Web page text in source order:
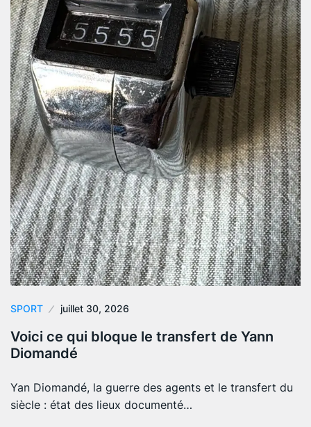
SPORT juillet 30, 2026
Voici ce qui bloque le transfert de Yann
Diomandé
Yan Diomandé, la guerre des agents et le transfert du
siècle : état des lieux documenté…